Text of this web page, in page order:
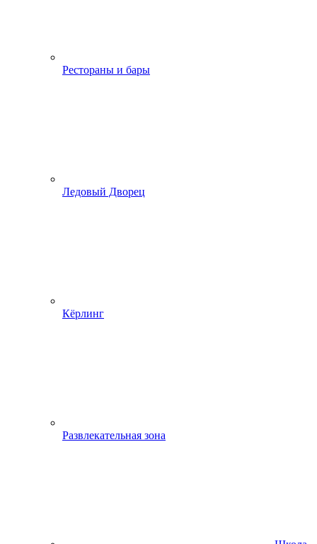
Рестораны и бары
Ледовый Дворец
Кёрлинг
Развлекательная зона